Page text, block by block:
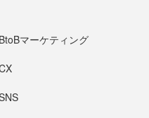
BtoBマーケティング